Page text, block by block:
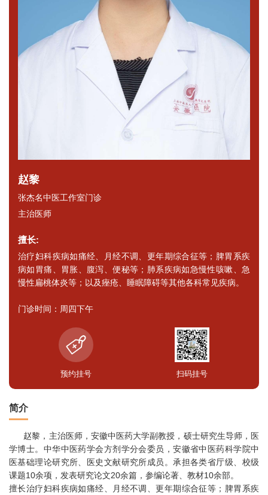
赵黎
张杰名中医工作室门诊
主治医师
擅长:
治疗妇科疾病如痛经、月经不调、更年期综合征等；脾胃系疾
病如胃痛、胃胀、腹泻、便秘等；肺系疾病如急慢性咳嗽、急
慢性扁桃体炎等；以及痤疮、睡眠障碍等其他各科常见疾病。
门诊时间：周四下午
预约挂号 扫码挂号
简介
赵黎，主治医师，安徽中医药大学副教授，硕士研究生导师，医
学博士。中华中医药学会方剂学分会委员，安徽省中医药科学院中
医基础理论研究所、医史文献研究所成员。承担各类省厅级、校级
课题10余项，发表研究论文20余篇，参编论著、教材10余部。
擅长治疗妇科疾病如痛经、月经不调、更年期综合征等；脾胃系疾